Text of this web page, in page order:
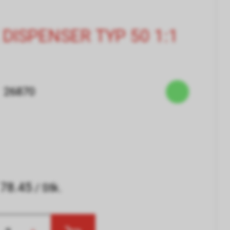
TYP 50 1:1
26870
78.45/ Stk.